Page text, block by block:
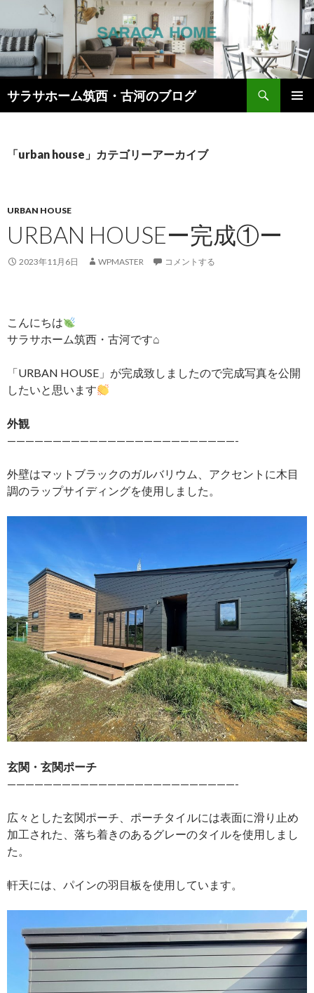
サラサホーム筑西・古河のブログ
索
ン
キ
ッ
プ
「urban house」カテゴリーアーカイブ
URBAN HOUSE
URBAN HOUSEー完成①ー
2023年11月6日 WPMASTER コメントする
こんにちは
サラサホーム筑西・古河です⌂
「URBAN HOUSE」が完成致しましたので完成写真を公開
したいと思います
外観
—————————————————————————-
外壁はマットブラックのガルバリウム、アクセントに木目
調のラップサイディングを使用しました。
玄関・玄関ポーチ
—————————————————————————-
広々とした玄関ポーチ、ポーチタイルには表面に滑り止め
加工された、落ち着きのあるグレーのタイルを使用しまし
た。
軒天には、パインの羽目板を使用しています。